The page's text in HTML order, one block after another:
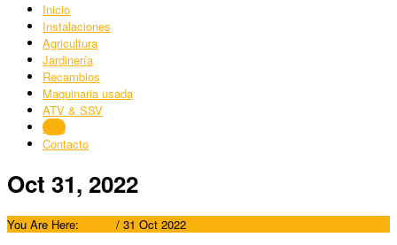
Inicio
Instalaciones
Agricultura
Jardinería
Recambios
Maquinaria usada
ATV & SSV
Blog
Contacto
Oct 31, 2022
You Are Here: / 31 Oct 2022